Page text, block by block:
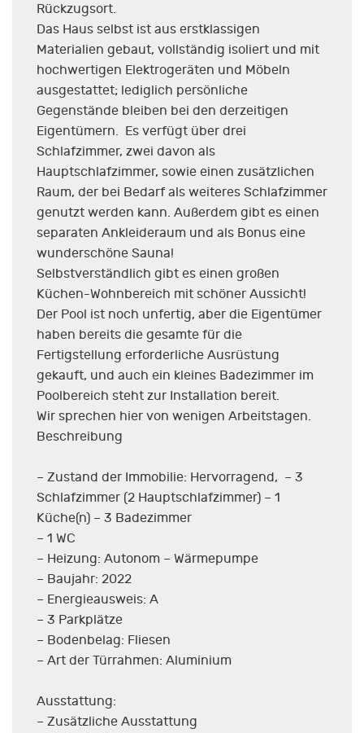
Rückzugsort.
Das Haus selbst ist aus erstklassigen
Materialien gebaut, vollständig isoliert und mit
hochwertigen Elektrogeräten und Möbeln
ausgestattet; lediglich persönliche
Gegenstände bleiben bei den derzeitigen
Eigentümern. Es verfügt über drei
Schlafzimmer, zwei davon als
Hauptschlafzimmer, sowie einen zusätzlichen
Raum, der bei Bedarf als weiteres Schlafzimmer
genutzt werden kann. Außerdem gibt es einen
separaten Ankleideraum und als Bonus eine
wunderschöne Sauna!
Selbstverständlich gibt es einen großen
Küchen-Wohnbereich mit schöner Aussicht!
Der Pool ist noch unfertig, aber die Eigentümer
haben bereits die gesamte für die
Fertigstellung erforderliche Ausrüstung
gekauft, und auch ein kleines Badezimmer im
Poolbereich steht zur Installation bereit.
Wir sprechen hier von wenigen Arbeitstagen.
Beschreibung
– Zustand der Immobilie: Hervorragend, – 3
Schlafzimmer (2 Hauptschlafzimmer) – 1
Küche(n) – 3 Badezimmer
– 1 WC
– Heizung: Autonom – Wärmepumpe
– Baujahr: 2022
– Energieausweis: A
– 3 Parkplätze
– Bodenbelag: Fliesen
– Art der Türrahmen: Aluminium
Ausstattung:
– Zusätzliche Ausstattung